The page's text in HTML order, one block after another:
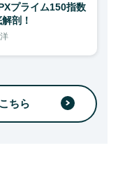
プライム150指数
剖！
ちら